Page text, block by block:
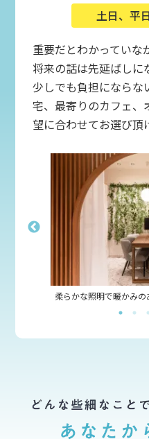
土日、平
重要だとわかっていな
将来の話は先延ばしに
少しでも負担にならな
宅、最寄りのカフェ、
望に合わせてお選び頂
柔らかな照明で暖かみの